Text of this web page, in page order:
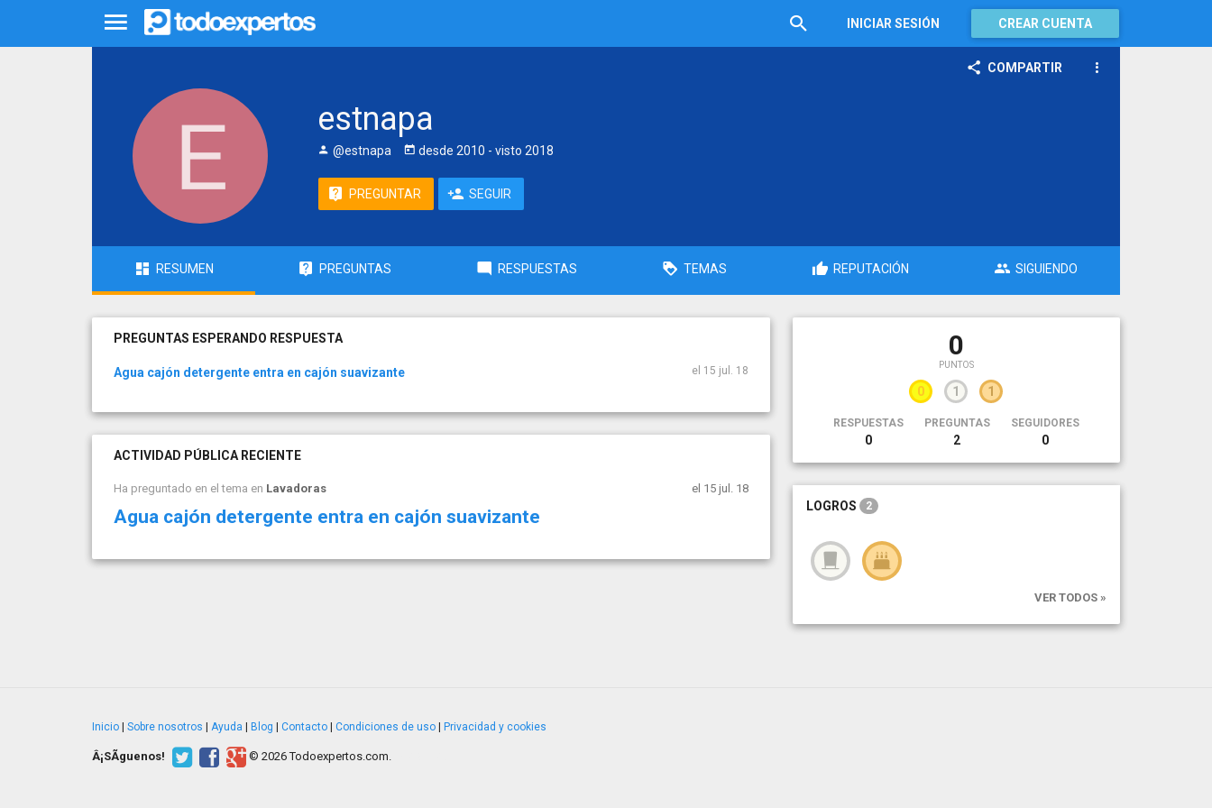
INICIAR SESIÓN CREAR CUENTA
COMPARTIR
estnapa
@estnapa desde 2010 - visto 2018
PREGUNTAR SEGUIR
RESUMEN PREGUNTAS RESPUESTAS TEMAS REPUTACIÓN SIGUIENDO
PREGUNTAS ESPERANDO RESPUESTA
Agua cajón detergente entra en cajón suavizante el 15 jul. 18
ACTIVIDAD PÚBLICA RECIENTE
Ha preguntado en el tema en Lavadoras el 15 jul. 18
Agua cajón detergente entra en cajón suavizante
0
PUNTOS
0 1 1
RESPUESTAS
0
PREGUNTAS
2
SEGUIDORES
0
LOGROS 2
VER TODOS »
Inicio Sobre nosotros Ayuda Blog Contacto Condiciones de uso Privacidad y cookies
Â¡SÃ­guenos! © 2026 Todoexpertos.com.